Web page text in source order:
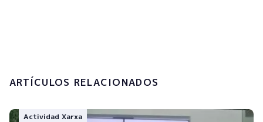
ARTÍCULOS RELACIONADOS
Actividad Xarxa